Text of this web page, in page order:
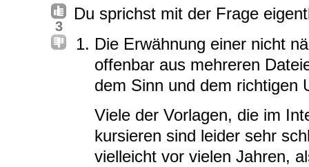
3
Du sprichst mit der Frage
Die Erwähnung einer nicht
offenbar aus mehreren
dem Sinn und dem richtigen
Viele der Vorlagen, die im
kursieren sind leider sehr
vielleicht vor vielen Jahren,